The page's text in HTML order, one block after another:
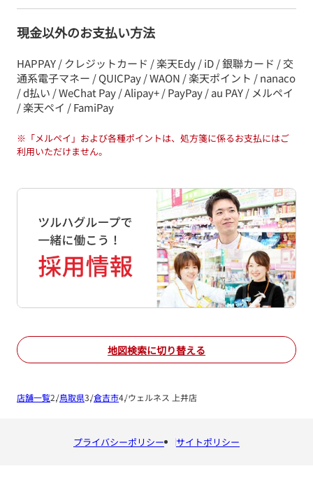
現金以外のお支払い方法
HAPPAY / クレジットカード / 楽天Edy / iD / 銀聯カード / 交
通系電子マネー / QUICPay / WAON / 楽天ポイント / nanaco
/ d払い / WeChat Pay / Alipay+ / PayPay / au PAY / メルペイ
/ 楽天ペイ / FamiPay
※ 「メルペイ」および各種ポイントは、処方箋に係るお支払にはご
利用いただけません。
地図検索に切り替える
店舗一覧 鳥取県 倉吉市 ウェルネス 上井店
プライバシーポリシー サイトポリシー